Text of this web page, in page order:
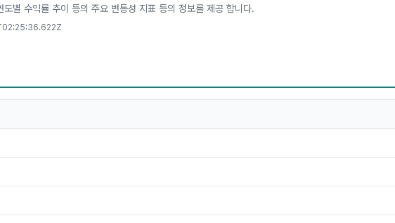
별 수익률 추이 등의 주요 변동성 지표 등의 정보를 제공 합니다.